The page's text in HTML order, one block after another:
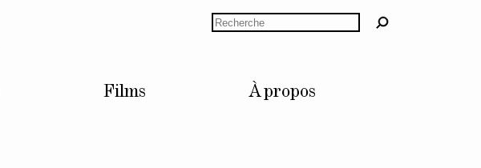
Films À propos
Rechercher